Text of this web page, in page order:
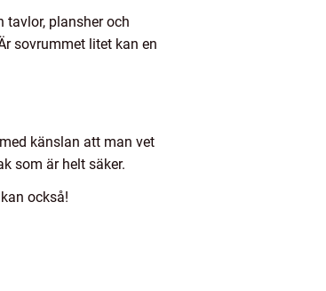
tavlor, plansher och
sovrummet litet kan en
känslan att man vet
som är helt säker.
också!